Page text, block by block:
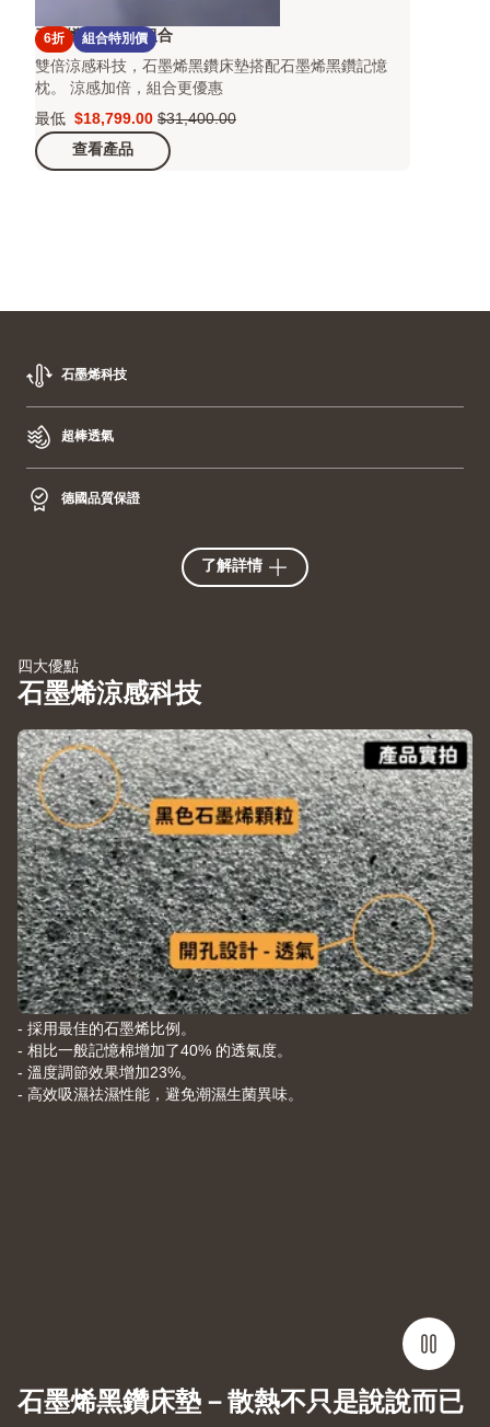
6折 組合特別價
石墨烯黑鑽床墊組合
雙倍涼感科技，石墨烯黑鑽床墊搭配石墨烯黑鑽記憶
枕。 涼感加倍，組合更優惠
最低
Price
$18,799.00
$18,799.00
原
價
$31,400.00
$31,400.00
查看產品
石墨烯科技
超棒透氣
德國品質保證
了解詳情
四大優點
石墨烯涼感科技
- 採用最佳的石墨烯比例。
- 相比一般記憶棉增加了40% 的透氣度。
- 溫度調節效果增加23%。
- 高效吸濕祛濕性能，避免潮濕生菌異味。
石墨烯黑鑽床墊－散熱不只是說說而已